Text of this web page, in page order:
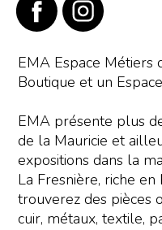
EMA Espace Métiers
Boutique et un
EMA présente plus
de la Mauricie et
expositions dans la
La Fresnière, riche
trouverez des pièces
cuir, métaux, textile,